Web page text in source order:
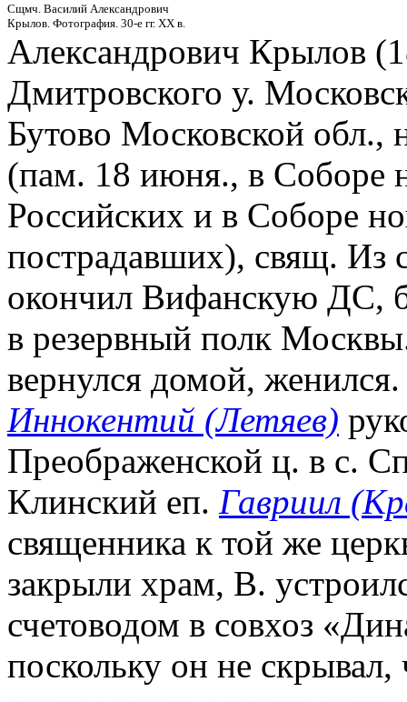
Сщмч. Василий Александрович
Крылов. Фотография. 30-е гг. XX в.
Александрович Крылов
Дмитровского у.
Бутово Московской
(пам. 18 июня., в Соборе
Российских и в Соборе
пострадавших), свящ. Из
окончил Вифанскую ДС,
в резервный полк
вернулся домой,
Иннокентий (Летяев)
Преображенской ц. в с.
Клинский еп. Гавриил
священника к той же
закрыли храм, В.
счетоводом в совхоз
поскольку он не